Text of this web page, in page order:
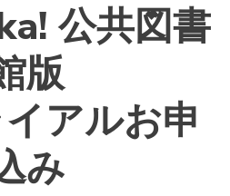
公共図書
版
アルお申
み